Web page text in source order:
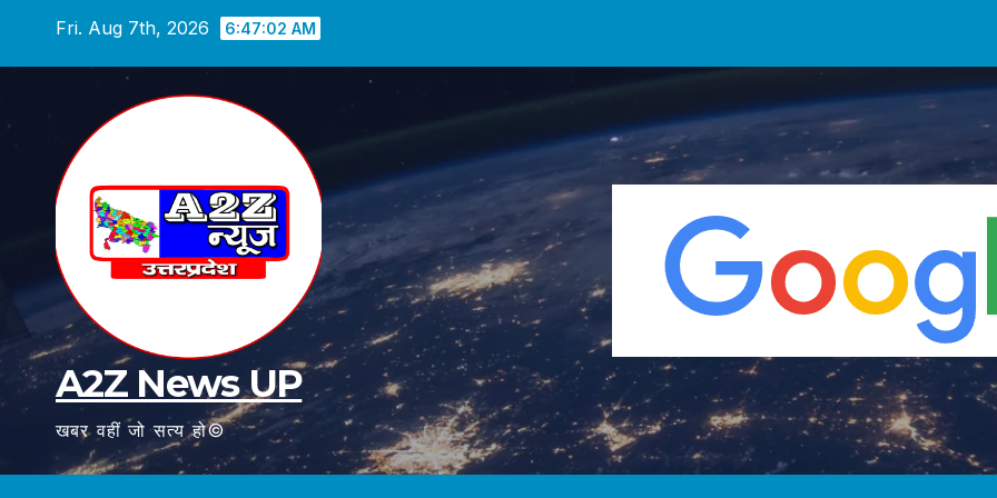
Fri. Aug 7th, 2026 6:47:03 AM
A2Z News UP
खबर वहीं जो सत्य हो©